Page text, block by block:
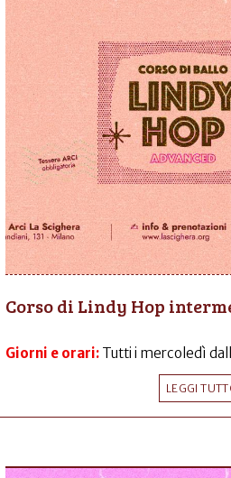
Corso di Lindy Hop
Giorni e orari: Tutti i mercoledì
LEGGI